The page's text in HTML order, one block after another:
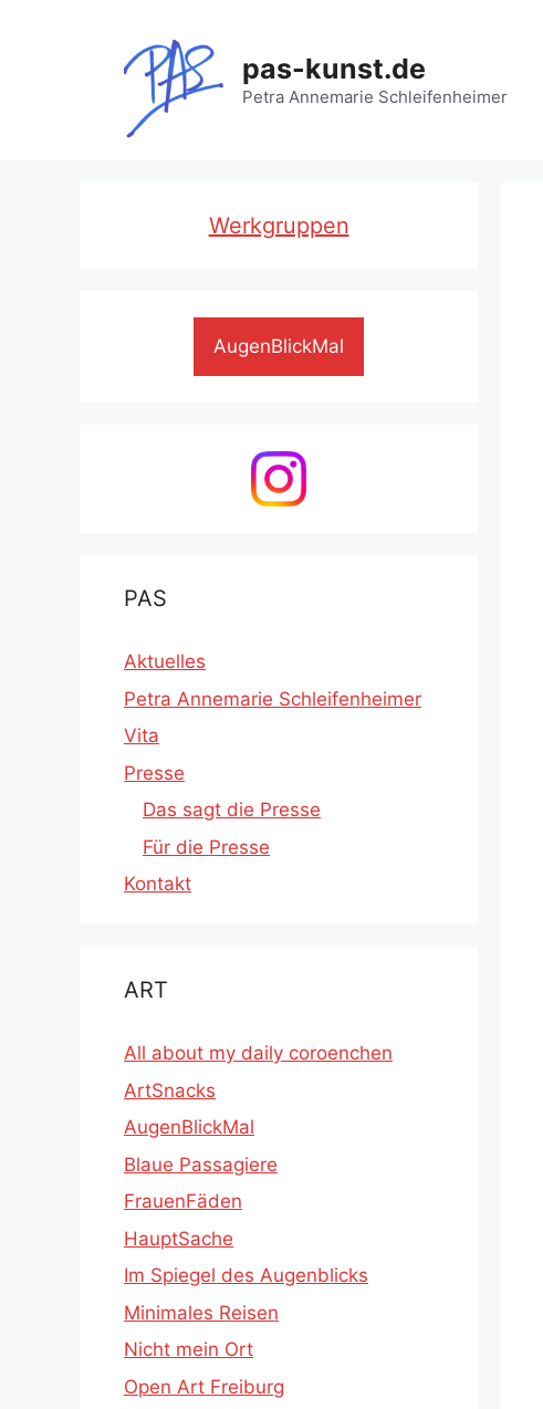
pas-kunst.de
Petra Annemarie Schleifenheimer
Werkgruppen
AugenBlickMal
PAS
Aktuelles
Petra Annemarie Schleifenheimer
Vita
Presse
Das sagt die Presse
Für die Presse
Kontakt
ART
All about my daily coroenchen
ArtSnacks
AugenBlickMal
Blaue Passagiere
FrauenFäden
HauptSache
Im Spiegel des Augenblicks
Minimales Reisen
Nicht mein Ort
Open Art Freiburg